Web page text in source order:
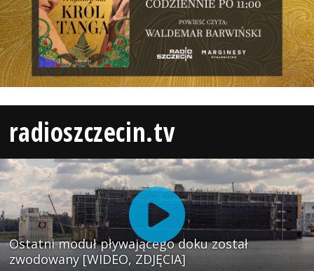
radioszczecin.tv
Ostatni moduł pływającego doku został
zwodowany [WIDEO, ZDJĘCIA]